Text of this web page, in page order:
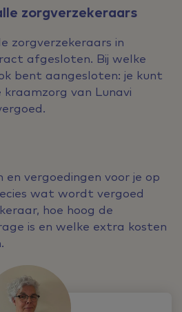
zorgverzekeraars
zorgverzekeraars in
afgesloten. Bij welke
bent aangesloten: je kunt
van Lunavi
vergoedingen voor je op
wat wordt vergoed
hoe hoog de
is en welke extra kosten